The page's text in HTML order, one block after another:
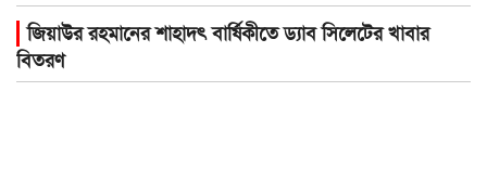
জিয়াউর রহমানের শাহাদৎ বার্ষিকীতে ড্যাব সিলেটের খাবার
বিতরণ